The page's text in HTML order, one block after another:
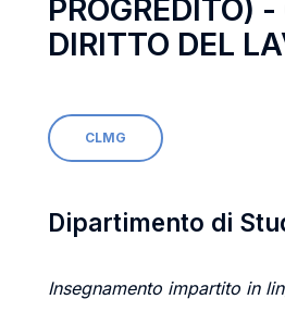
PROGREDITO)
DIRITTO DEL
CLMG
Dipartimento di
Insegnamento impartito in